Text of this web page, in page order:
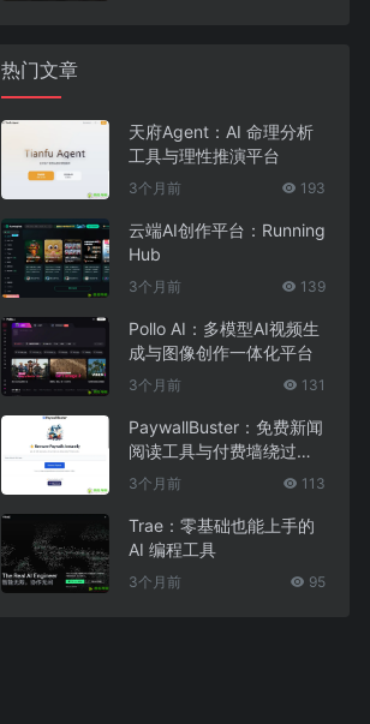
热门文章
天府Agent：AI 命理分析
工具与理性推演平台
3个月前 193
云端AI创作平台：Running
Hub
3个月前 139
Pollo AI：多模型AI视频生
成与图像创作一体化平台
3个月前 131
PaywallBuster：免费新闻
阅读工具与付费墙绕过助
手
3个月前 113
Trae：零基础也能上手的
AI 编程工具
3个月前 95